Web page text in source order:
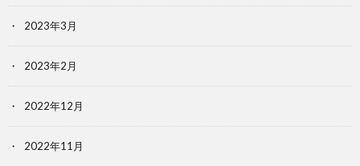
2023年3月
2023年2月
2022年12月
2022年11月